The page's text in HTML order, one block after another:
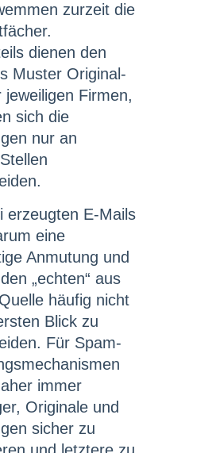
zurzeit die
dienen den
Muster Original-
jeweiligen Firmen,
sich die
nur an
erzeugten E-Mails
eine
Anmutung und
„echten“ aus
häufig nicht
Blick zu
Für Spam-
immer
Originale und
sicher zu